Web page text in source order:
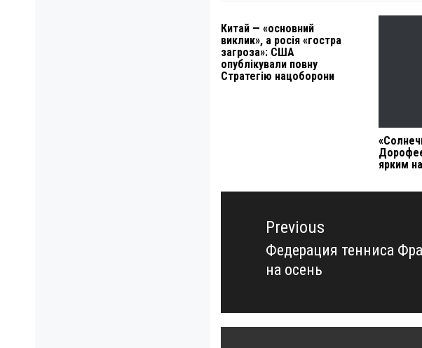
Китай — «основний
виклик», а росія «гостра
загроза»: США
опублікували повну
Стратегію нацоборони
ярким
Навигация
записямPrevious
Previous
post:
Федерация тенниса
на осень